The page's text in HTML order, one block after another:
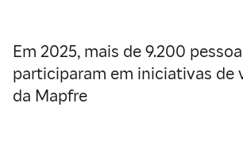
Em 2025, mais de 9.200
participaram em iniciativas de
da Mapfre